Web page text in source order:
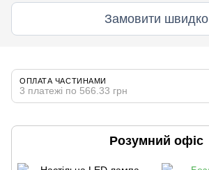
Замовити швидко
ОПЛАТА ЧАСТИНАМИ
3 платежі по 566.33 грн
Розумний офіс